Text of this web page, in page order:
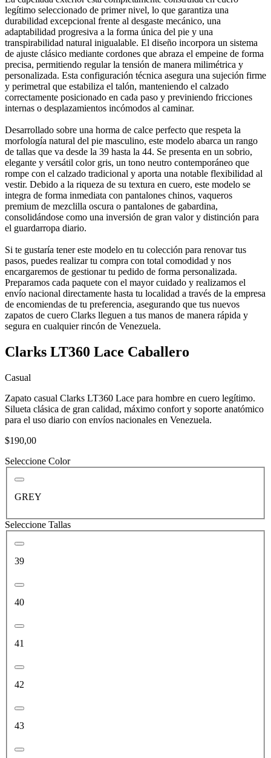
legítimo seleccionado de primer nivel, lo que garantiza una
durabilidad excepcional frente al desgaste mecánico, una
adaptabilidad progresiva a la forma única del pie y una
transpirabilidad natural inigualable. El diseño incorpora un sistema
de ajuste clásico mediante cordones que abraza el empeine de forma
precisa, permitiendo regular la tensión de manera milimétrica y
personalizada. Esta configuración técnica asegura una sujeción firme
y perimetral que estabiliza el talón, manteniendo el calzado
correctamente posicionado en cada paso y previniendo fricciones
internas o desplazamientos incómodos al caminar.
Desarrollado sobre una horma de calce perfecto que respeta la
morfología natural del pie masculino, este modelo abarca un rango
de tallas que va desde la 39 hasta la 44. Se presenta en un sobrio,
elegante y versátil color gris, un tono neutro contemporáneo que
rompe con el calzado tradicional y aporta una notable flexibilidad al
vestir. Debido a la riqueza de su textura en cuero, este modelo se
integra de forma inmediata con pantalones chinos, vaqueros
premium de mezclilla oscura o pantalones de gabardina,
consolidándose como una inversión de gran valor y distinción para
el guardarropa diario.
Si te gustaría tener este modelo en tu colección para renovar tus
pasos, puedes realizar tu compra con total comodidad y nos
encargaremos de gestionar tu pedido de forma personalizada.
Preparamos cada paquete con el mayor cuidado y realizamos el
envío nacional directamente hasta tu localidad a través de la empresa
de encomiendas de tu preferencia, asegurando que tus nuevos
zapatos de cuero Clarks lleguen a tus manos de manera rápida y
segura en cualquier rincón de Venezuela.
Clarks LT360 Lace Caballero
Casual
Zapato casual Clarks LT360 Lace para hombre en cuero legítimo.
Silueta clásica de gran calidad, máximo confort y soporte anatómico
para el uso diario con envíos nacionales en Venezuela.
$190,00
Seleccione Color
GREY
Seleccione Tallas
39
40
41
42
43